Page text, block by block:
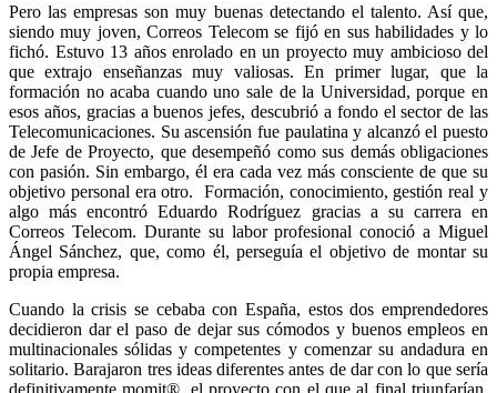
Pero las empresas son muy buenas detectando el talento. Así que,
siendo muy joven, Correos Telecom se fijó en sus habilidades y lo
fichó. Estuvo 13 años enrolado en un proyecto muy ambicioso del
que extrajo enseñanzas muy valiosas. En primer lugar, que la
formación no acaba cuando uno sale de la Universidad, porque en
esos años, gracias a buenos jefes, descubrió a fondo el sector de las
Telecomunicaciones. Su ascensión fue paulatina y alcanzó el puesto
de Jefe de Proyecto, que desempeñó como sus demás obligaciones
con pasión. Sin embargo, él era cada vez más consciente de que su
objetivo personal era otro. Formación, conocimiento, gestión real y
algo más encontró Eduardo Rodríguez gracias a su carrera en
Correos Telecom. Durante su labor profesional conoció a Miguel
Ángel Sánchez, que, como él, perseguía el objetivo de montar su
propia empresa.
Cuando la crisis se cebaba con España, estos dos emprendedores
decidieron dar el paso de dejar sus cómodos y buenos empleos en
multinacionales sólidas y competentes y comenzar su andadura en
solitario. Barajaron tres ideas diferentes antes de dar con lo que sería
definitivamente momit®, el proyecto con el que al final triunfarían.